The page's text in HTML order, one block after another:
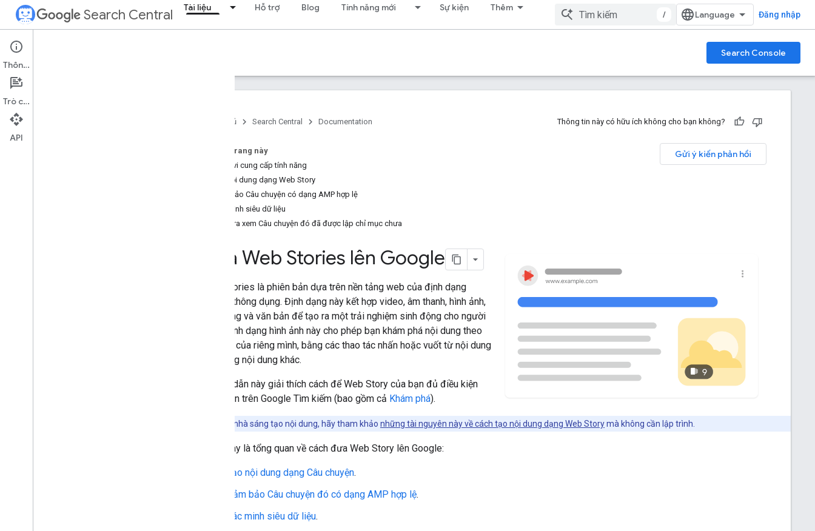
Search Central Tài liệu Hỗ trợ Blog Tính năng mới Sự kiện Thêm
/ Đăng nhập
Documentation Search Console
Kiến thức cơ bản về SEO
Trang chủ Search Central Documentation Thông tin này có hữu ích không cho bạn không?
Gửi ý kiến phản hồi
Trên trang này
Phạm vi cung cấp tính năng
Tạo nội dung dạng Web Story
Đảm bảo Câu chuyện có dạng AMP hợp lệ
Xác minh siêu dữ liệu
Kiểm tra xem Câu chuyện đó đã được lập chỉ mục chưa
Đưa Web Stories lên Google
Web Stories là phiên bản dựa trên nền tảng web của định dạng
"Story" thông dụng. Định dạng này kết hợp video, âm thanh, hình ảnh,
ảnh động và văn bản để tạo ra một trải nghiệm sinh động cho người
xem. Định dạng hình ảnh này cho phép bạn khám phá nội dung theo
nhịp độ của riêng mình, bằng các thao tác nhấn hoặc vuốt từ nội dung
này sang nội dung khác.
Hướng dẫn này giải thích cách để Web Story của bạn đủ điều kiện
xuất hiện trên Google Tìm kiếm (bao gồm cả Khám phá).
Nếu bạn là nhà sáng tạo nội dung, hãy tham khảo những tài nguyên này về cách tạo nội dung dạng Web Storymà không cần lập trình.
Dưới đây là tổng quan về cách đưa Web Story lên Google:
Tạo nội dung dạng Câu chuyện.
Đảm bảo Câu chuyện đó có dạng AMP hợp lệ.
Xác minh siêu dữ liệu.
Thông tin
Trò chuyện
API